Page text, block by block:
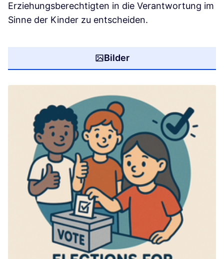
Erziehungsberechtigten in die Verantwortung im
Sinne der Kinder zu entscheiden.
Bilder